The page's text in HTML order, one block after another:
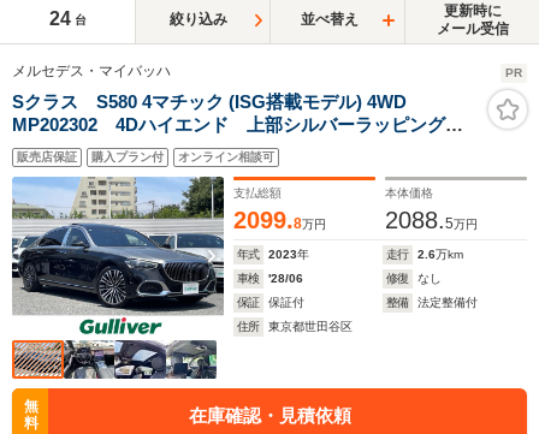
24 台 絞り込み 並べ替え
更新時に
メール受信
メルセデス・マイバッハ PR
Sクラス S580 4マチック (ISG搭載モデル) 4WD
MP202302 4Dハイエンド 上部シルバーラッピング
左H
販売店保証 購入プラン付 オンライン相談可
支払総額
2099.8万円
本体価格
2088.5万円
年式 2023年 走行 2.6万km
車検
'28/06 修復
なし
保証
保証付 整備
法定整備付
住所
東京都世田谷区
無
料
在庫確認・見積依頼